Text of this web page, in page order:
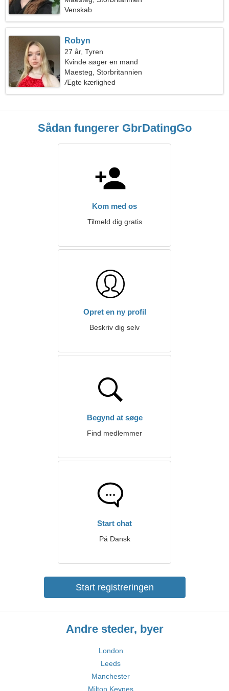
Venskab
Robyn
27 år, Tyren
Kvinde søger en mand
Maesteg, Storbritannien
Ægte kærlighed
Sådan fungerer GbrDatingGo
Kom med os
Tilmeld dig gratis
Opret en ny profil
Beskriv dig selv
Begynd at søge
Find medlemmer
Start chat
På Dansk
Start registreringen
Andre steder, byer
London
Leeds
Manchester
Milton Keynes